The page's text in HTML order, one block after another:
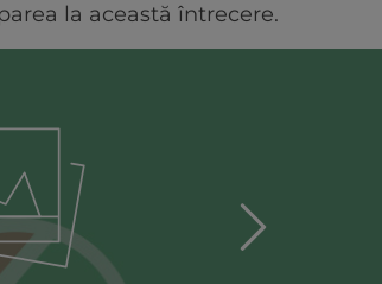
la această întrecere.